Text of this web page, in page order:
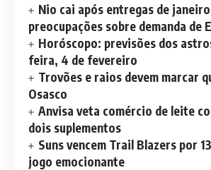
Nio cai após entregas de
preocupações sobre demanda de
Horóscopo: previsões dos
feira, 4 de fevereiro
Trovões e raios devem marcar
Osasco
Anvisa veta comércio de leite
dois suplementos
Suns vencem Trail Blazers por
jogo emocionante